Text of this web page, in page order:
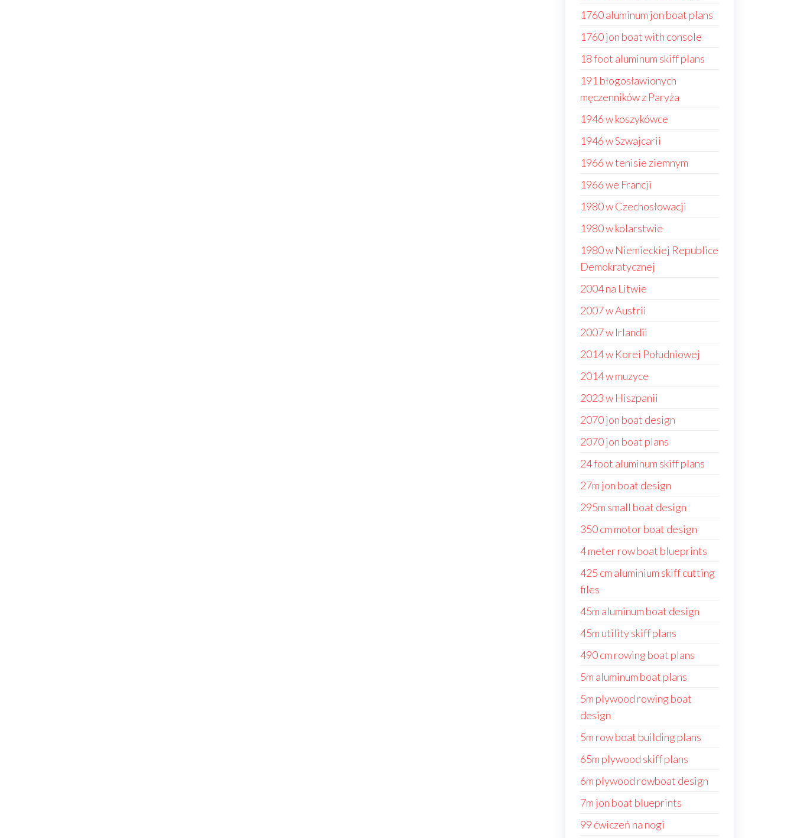
1760 aluminum jon boat plans
1760 jon boat with console
18 foot aluminum skiff plans
191 błogosławionych
męczenników z Paryża
1946 w koszykówce
1946 w Szwajcarii
1966 w tenisie ziemnym
1966 we Francji
1980 w Czechosłowacji
1980 w kolarstwie
1980 w Niemieckiej Republice
Demokratycznej
2004 na Litwie
2007 w Austrii
2007 w Irlandii
2014 w Korei Południowej
2014 w muzyce
2023 w Hiszpanii
2070 jon boat design
2070 jon boat plans
24 foot aluminum skiff plans
27m jon boat design
295m small boat design
350 cm motor boat design
4 meter row boat blueprints
425 cm aluminium skiff cutting
files
45m aluminum boat design
45m utility skiff plans
490 cm rowing boat plans
5m aluminum boat plans
5m plywood rowing boat
design
5m row boat building plans
65m plywood skiff plans
6m plywood rowboat design
7m jon boat blueprints
99 ćwiczeń na nogi